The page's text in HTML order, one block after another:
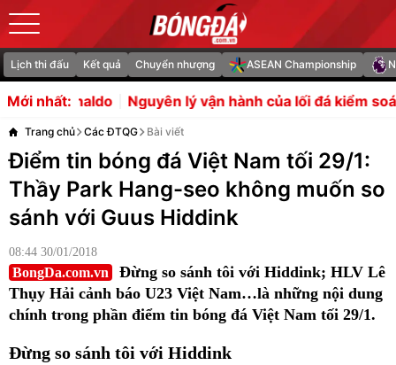
Lịch thi đấu Kết quả Chuyển nhượng ASEAN Championship
Mới nhất:lý vận hành của lối đá kiểm soát bóng Tiki-taka
Trang chủ Các ĐTQG Bài viết
Điểm tin bóng đá Việt Nam tối 29/1:
Thầy Park Hang-seo không muốn so
sánh với Guus Hiddink
08:44 30/01/2018
BongDa.com.vn
Đừng so sánh tôi với Hiddink; HLV Lê
Thụy Hải cảnh báo U23 Việt Nam…là những nội dung
chính trong phần điểm tin bóng đá Việt Nam tối 29/1.
Đừng so sánh tôi với Hiddink